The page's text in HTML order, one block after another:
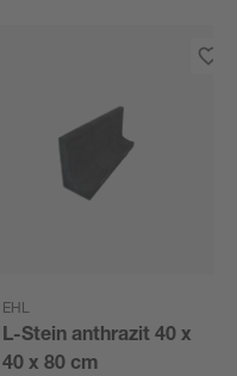
EHL
L-Stein anthrazit 40 x
40 x 80 cm